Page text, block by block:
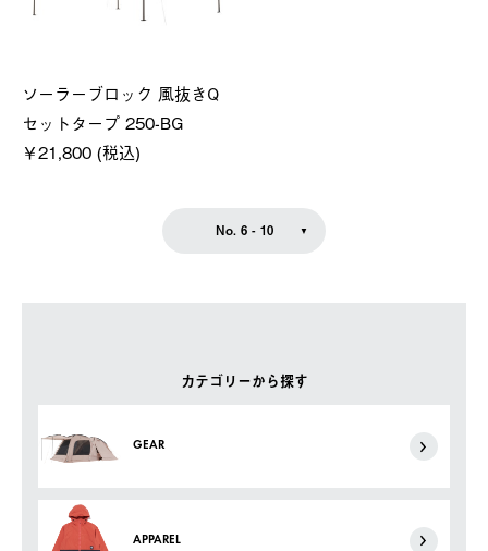
カテゴリーから探す
GEAR
APPAREL
ソーラーブロック 風抜きQ
セットタープ 250-BG
￥21,800 (税込)
No. 6 - 10